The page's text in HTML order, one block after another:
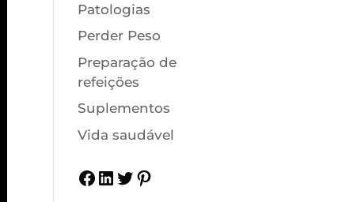
Patologias
Perder Peso
Preparação de
refeições
Suplementos
Vida saudável
Facebook
LinkedIn
Twitter
Pinterest